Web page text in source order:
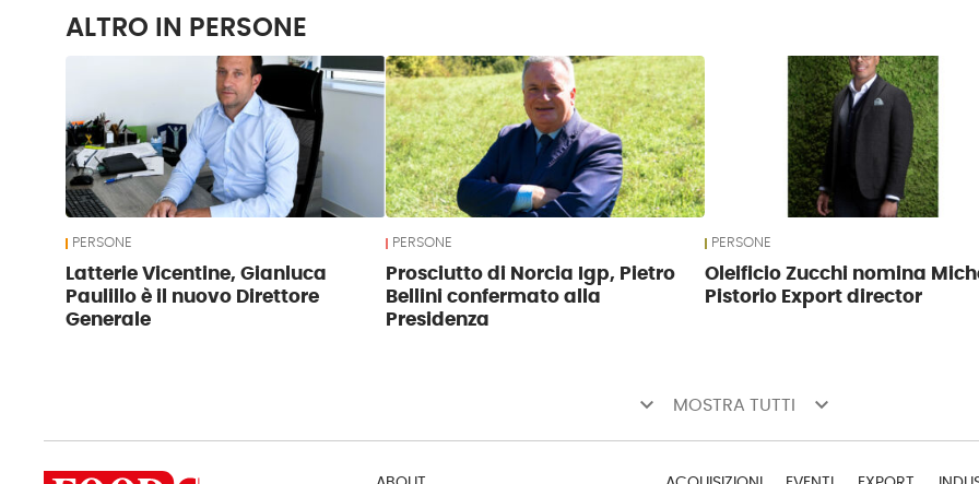
ALTRO IN PERSONE
PERSONE
Latterie Vicentine, Gianluca
Paulillo è il nuovo Direttore
Generale
PERSONE
Prosciutto di Norcia Igp, Pietro
Bellini confermato alla
Presidenza
PERSONE
Oleificio Zucchi nomina
Pistorio Export director
keyboard_arrow_down MOSTRA TUTTI keyboard_arrow_down